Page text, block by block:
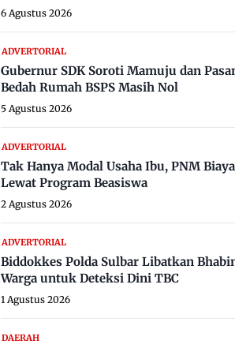
6 Agustus 2026
ADVERTORIAL
Gubernur SDK Soroti Mamuju dan
Bedah Rumah BSPS Masih Nol
5 Agustus 2026
ADVERTORIAL
Tak Hanya Modal Usaha Ibu, PNM
Lewat Program Beasiswa
2 Agustus 2026
ADVERTORIAL
Biddokkes Polda Sulbar Libatkan
Warga untuk Deteksi Dini TBC
1 Agustus 2026
DAERAH